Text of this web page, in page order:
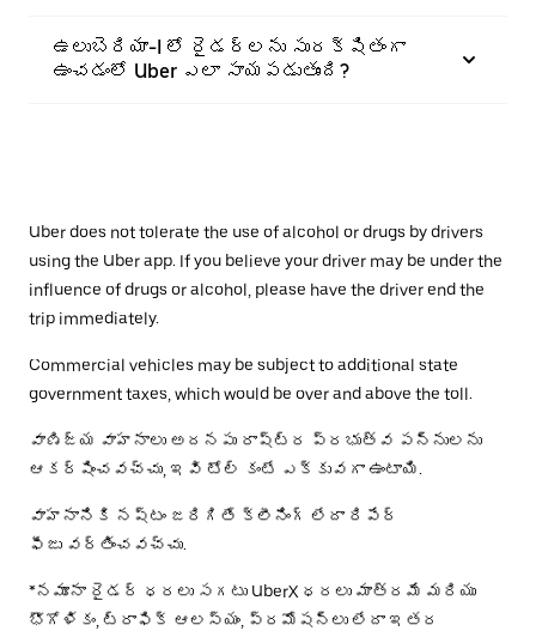
ఉలుబెరియా-I లో రైడర్‌లను సురక్షితంగా
ఉంచడంలో Uber ఎలా సాయపడుతుంది?
Uber does not tolerate the use of alcohol or drugs by drivers
using the Uber app. If you believe your driver may be under the
influence of drugs or alcohol, please have the driver end the
trip immediately.
Commercial vehicles may be subject to additional state
government taxes, which would be over and above the toll.
వాణిజ్య వాహనాలు అదనపు రాష్ట్ర ప్రభుత్వ పన్నులను
ఆకర్షించవచ్చు, ఇవి టోల్ కంటే ఎక్కువగా ఉంటాయి.
వాహనానికి నష్టం జరిగితే క్లీనింగ్ లేదా రిపేర్
ఫీజు వర్తించవచ్చు.
*నమూనా రైడర్ ధరలు సగటు UberX ధరలు మాత్రమే మరియు
భౌగోళికం, ట్రాఫిక్ ఆలస్యం, ప్రమోషన్లు లేదా ఇతర